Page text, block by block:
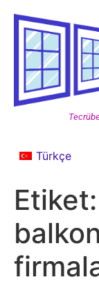
Türkçe
Etiket: